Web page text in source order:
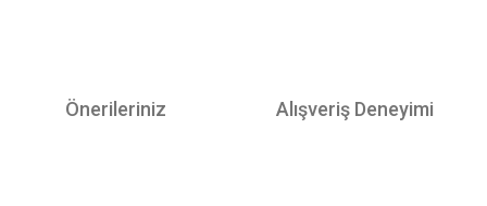
Önerileriniz Alışveriş Deneyimi